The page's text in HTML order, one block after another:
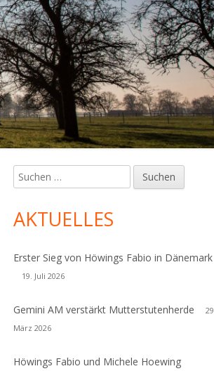
Haupt-
Seitenleiste
Suchen
nach:
AKTUELLES
Erster Sieg von Höwings Fabio in Dänemark
19. Juli 2026
Gemini AM verstärkt Mutterstutenherde
29.
März 2026
Höwings Fabio und Michele Hoewing